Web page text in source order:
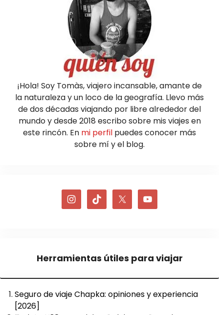
¡Hola! Soy Tomàs, viajero incansable, amante de
la naturaleza y un loco de la geografía. Llevo más
de dos décadas viajando por libre alrededor del
mundo y desde 2018 escribo sobre mis viajes en
este rincón. En mi perfil puedes conocer más
sobre mí y el blog.
Herramientas útiles para viajar
Seguro de viaje Chapka: opiniones y experiencia
[2026]